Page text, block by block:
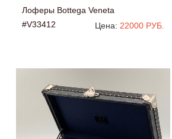
Лоферы Bottega Veneta
#V33412
Цена: 22000 РУБ.